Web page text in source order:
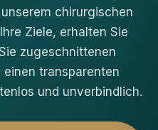
chirurgischen
Ziele, erhalten Sie
zugeschnittenen
einen transparenten
und unverbindlich.